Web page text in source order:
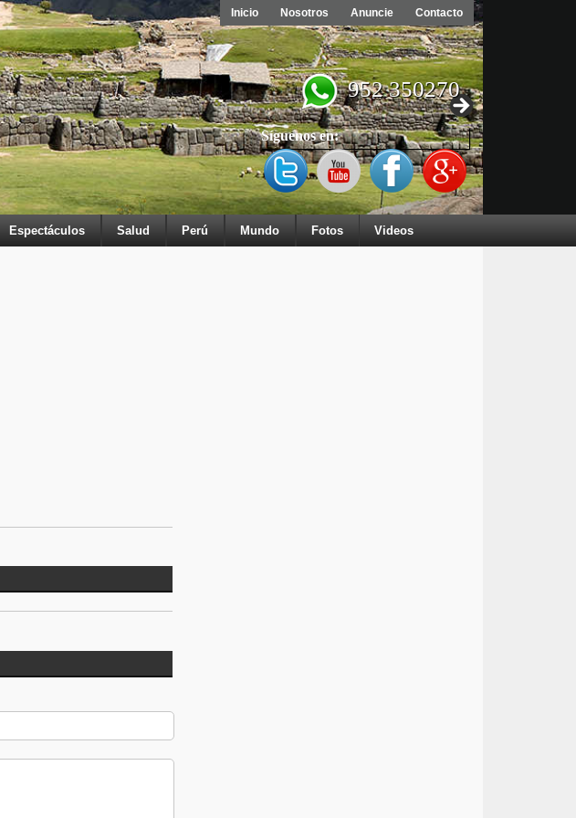
Inicio Nosotros Anuncie Contacto
952 350270
Síguenos en:
Espectáculos Salud Perú Mundo Fotos Videos